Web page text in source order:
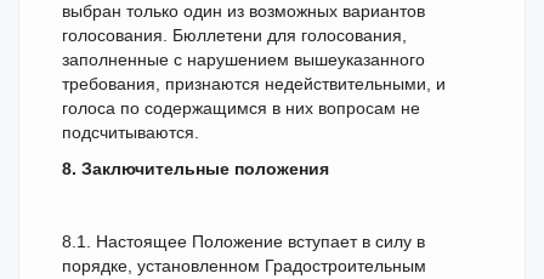
выбран только один из возможных вариантов
голосования. Бюллетени для голосования,
заполненные с нарушением вышеуказанного
требования, признаются недействительными, и
голоса по содержащимся в них вопросам не
подсчитываются.
8. Заключительные положения
8.1. Настоящее Положение вступает в силу в
порядке, установленном Градостроительным